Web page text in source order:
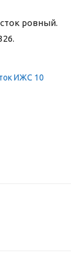
ровный.
ИЖС 10